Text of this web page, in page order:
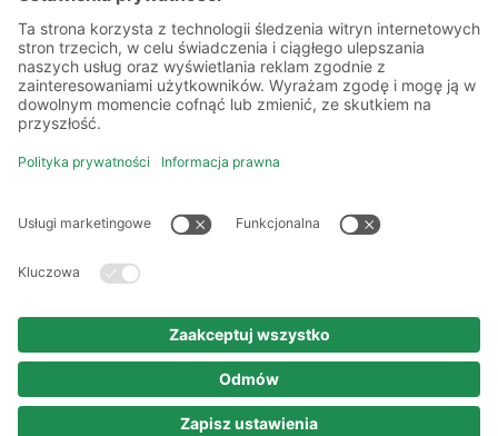
Kilka słów o nas
Oddziały
Akademia
Informacje prawne
Polityka prywatności
Prawa autorskie